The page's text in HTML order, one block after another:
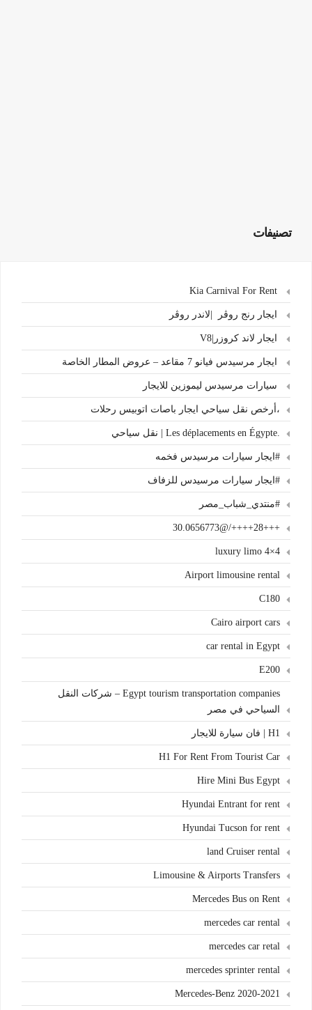
تصنيفات
ايجار رنج روڤر |لاندر روڤر
ايجار لاند كروزر|V8
ايجار مرسيدس فيانو 7 مقاعد – عروض المطار الخاصة
سيارات مرسيدس ليموزين للايجار
،أرخص نقل سياحي ايجار باصات اتوبيس رحلات
.Les déplacements en Égypte | نقل سياحي
#ايجار سيارات مرسيدس فخمه
#ايجار سيارات مرسيدس للزفاف
#منتدي_شباب_مصر
+++28++++/@30.0656773
4×4 luxury limo
Airport limousine rental
C180
Cairo airport cars
car rental in Egypt
E200
Egypt tourism transportation companies – شركات النقل
السياحي في مصر
H1 | فان سيارة للايجار
H1 For Rent From Tourist Car
Hire Mini Bus Egypt
Hyundai Entrant for rent
Hyundai Tucson for rent
land Cruiser rental
Limousine & Airports Transfers
Mercedes Bus on Rent
mercedes car rental
mercedes car retal
mercedes sprinter rental
Mercedes-Benz 2020-2021